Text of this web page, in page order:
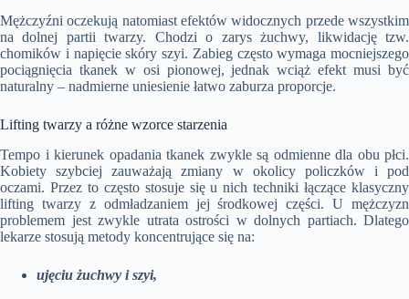
Mężczyźni oczekują natomiast efektów widocznych przede wszystkim
na dolnej partii twarzy. Chodzi o zarys żuchwy, likwidację tzw.
chomików i napięcie skóry szyi. Zabieg często wymaga mocniejszego
pociągnięcia tkanek w osi pionowej, jednak wciąż efekt musi być
naturalny – nadmierne uniesienie łatwo zaburza proporcje.
Lifting twarzy a różne wzorce starzenia
Tempo i kierunek opadania tkanek zwykle są odmienne dla obu płci.
Kobiety szybciej zauważają zmiany w okolicy policzków i pod
oczami. Przez to często stosuje się u nich techniki łączące klasyczny
lifting twarzy z odmładzaniem jej środkowej części. U mężczyzn
problemem jest zwykle utrata ostrości w dolnych partiach. Dlatego
lekarze stosują metody koncentrujące się na:
ujęciu żuchwy i szyi,